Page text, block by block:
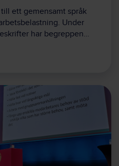
ett gemensamt språk
Under
har begreppen…